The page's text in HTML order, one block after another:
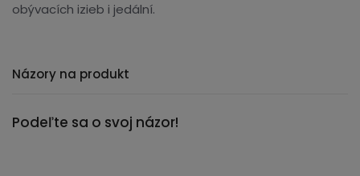
obývacích izieb i jedální.
Názory na produkt
Podeľte sa o svoj názor!